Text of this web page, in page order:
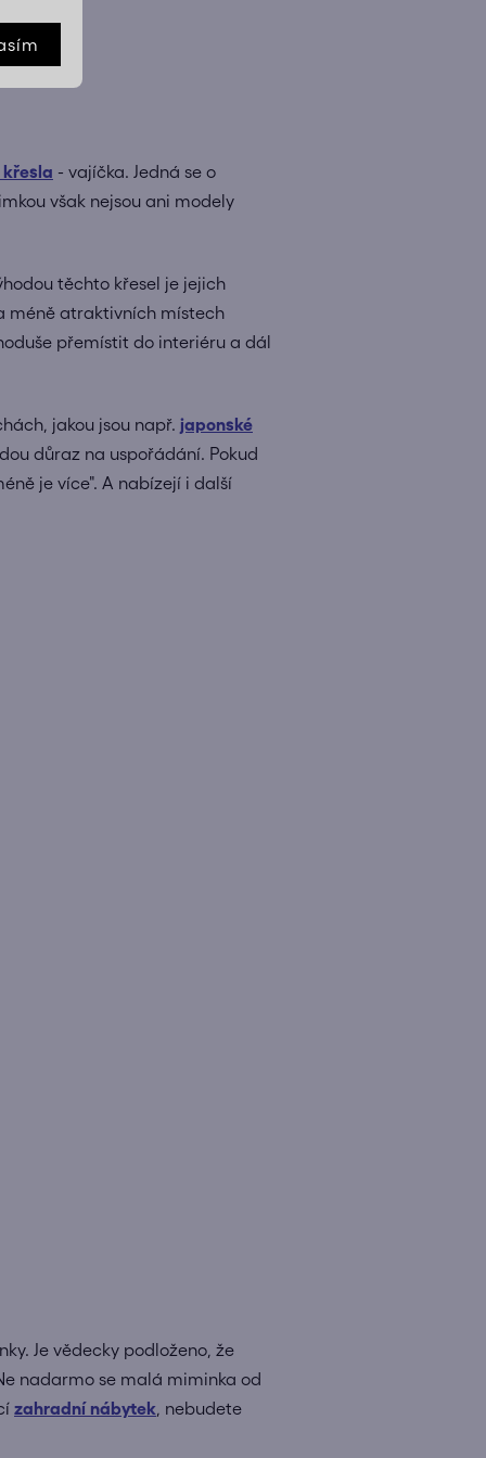
- vajíčka. Jedná se o
však nejsou ani modely
těchto křesel je jejich
méně atraktivních místech
přemístit do interiéru a dál
jakou jsou např. japonské
důraz na uspořádání. Pokud
je více". A nabízejí i další
Je vědecky podloženo, že
nadarmo se malá miminka od
zahradní nábytek , nebudete